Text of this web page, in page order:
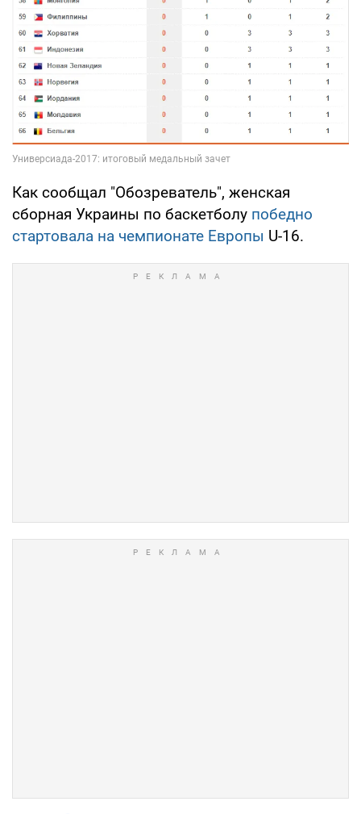
Как сообщал "Обозреватель", женская
сборная Украины по баскетболу победно
стартовала на чемпионате Европы U-16.